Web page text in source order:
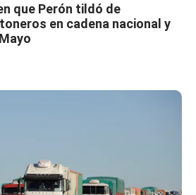
que Perón tildó de
en cadena nacional y